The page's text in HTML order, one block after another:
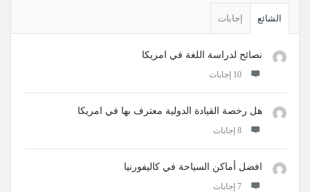
الجانبيةالشائع إجابات
نصائح لدراسة اللغة في امريكا
‫10 إجابات
هل رخصة القيادة الدولية معترف بها في امريكا
‫8 إجابات
افضل أماكن السياحة في كاليفورنيا
‫7 إجابات